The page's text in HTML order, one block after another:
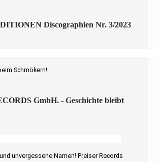
Discographien Nr. 3/2023
Schmökern!
GmbH. - Geschichte bleibt
unvergessene Namen! Preiser Records